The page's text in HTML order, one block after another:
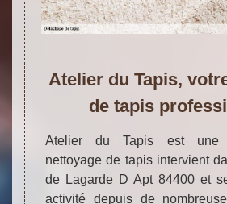
Atelier du Tapis,
de tapis
Atelier du Tapis est une
nettoyage de tapis intervient
de Lagarde D Apt 84400 et
activité depuis de